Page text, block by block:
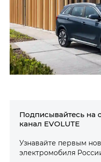
Подписывайтесь на
канал EVOLUTE
Узнавайте первым
электромобиля